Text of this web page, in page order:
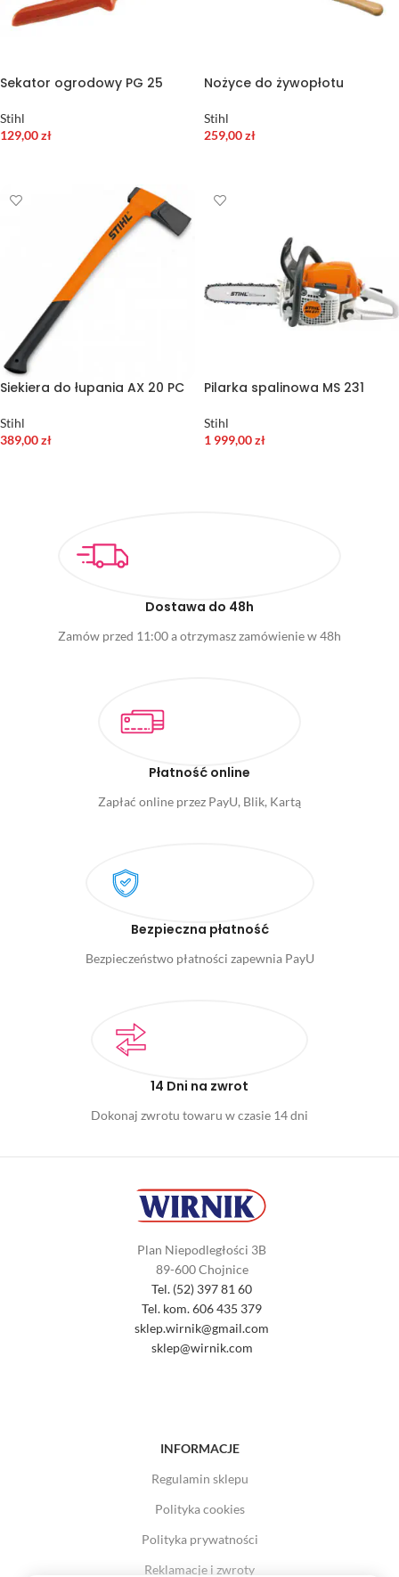
Sekator ogrodowy PG 25
Stihl
129,00zł
Nożyce do żywopłotu
Stihl
259,00zł
Siekiera do łupania AX 20 PC
Stihl
389,00zł
Pilarka spalinowa MS 231
Stihl
1 999,00zł
Dostawa do 48h
Zamów przed 11:00 a otrzymasz zamówienie w 48h
Płatność online
Zapłać online przez PayU, Blik, Kartą
Bezpieczna płatność
Bezpieczeństwo płatności zapewnia PayU
14 Dni na zwrot
Dokonaj zwrotu towaru w czasie 14 dni
Plan Niepodległości 3B
89-600 Chojnice
Tel. (52) 397 81 60
Tel. kom. 606 435 379
sklep.wirnik@gmail.com
sklep@wirnik.com
INFORMACJE
Regulamin sklepu
Polityka cookies
Polityka prywatności
Reklamacje i zwroty